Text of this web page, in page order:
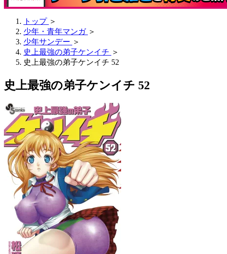
トップ ＞
少年・青年マンガ ＞
少年サンデー ＞
史上最強の弟子ケンイチ ＞
史上最強の弟子ケンイチ 52
史上最強の弟子ケンイチ 52